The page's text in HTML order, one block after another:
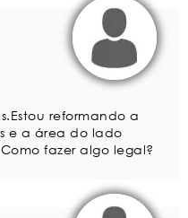
reformando a
e a área do lado
fazer algo legal?